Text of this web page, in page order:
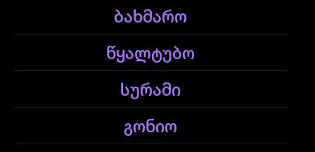
ბახმარო
წყალტუბო
სურამი
გონიო